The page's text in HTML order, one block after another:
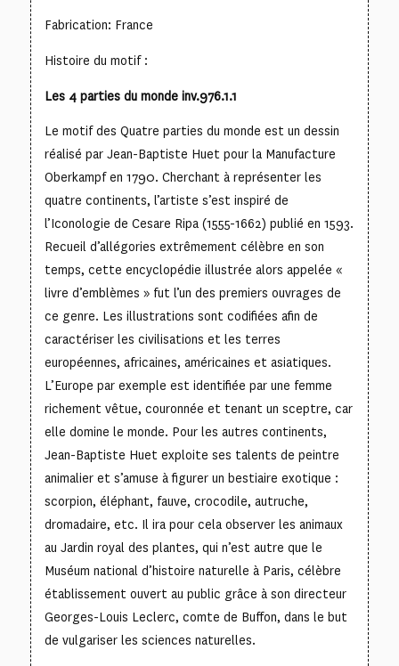
Fabrication: France
Histoire du motif :
Les 4 parties du monde inv.976.1.1
Le motif des Quatre parties du monde est un dessin
réalisé par Jean-Baptiste Huet pour la Manufacture
Oberkampf en 1790. Cherchant à représenter les
quatre continents, l’artiste s’est inspiré de
l’Iconologie de Cesare Ripa (1555-1662) publié en 1593.
Recueil d’allégories extrêmement célèbre en son
temps, cette encyclopédie illustrée alors appelée «
livre d’emblèmes » fut l’un des premiers ouvrages de
ce genre. Les illustrations sont codifiées afin de
caractériser les civilisations et les terres
européennes, africaines, américaines et asiatiques.
L’Europe par exemple est identifiée par une femme
richement vêtue, couronnée et tenant un sceptre, car
elle domine le monde. Pour les autres continents,
Jean-Baptiste Huet exploite ses talents de peintre
animalier et s’amuse à figurer un bestiaire exotique :
scorpion, éléphant, fauve, crocodile, autruche,
dromadaire, etc. Il ira pour cela observer les animaux
au Jardin royal des plantes, qui n’est autre que le
Muséum national d’histoire naturelle à Paris, célèbre
établissement ouvert au public grâce à son directeur
Georges-Louis Leclerc, comte de Buffon, dans le but
de vulgariser les sciences naturelles.